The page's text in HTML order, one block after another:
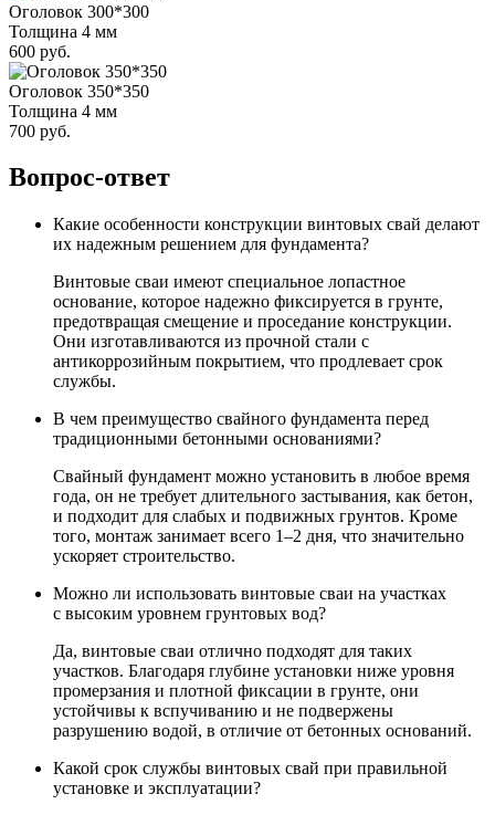
Оголовок 300*300
Толщина 4 мм
600 руб.
Оголовок 350*350
Толщина 4 мм
700 руб.
Вопрос-ответ
Какие особенности конструкции винтовых свай делают
их надежным решением для фундамента?
Винтовые сваи имеют специальное лопастное
основание, которое надежно фиксируется в грунте,
предотвращая смещение и проседание конструкции.
Они изготавливаются из прочной стали с
антикоррозийным покрытием, что продлевает срок
службы.
В чем преимущество свайного фундамента перед
традиционными бетонными основаниями?
Свайный фундамент можно установить в любое время
года, он не требует длительного застывания, как бетон,
и подходит для слабых и подвижных грунтов. Кроме
того, монтаж занимает всего 1–2 дня, что значительно
ускоряет строительство.
Можно ли использовать винтовые сваи на участках
с высоким уровнем грунтовых вод?
Да, винтовые сваи отлично подходят для таких
участков. Благодаря глубине установки ниже уровня
промерзания и плотной фиксации в грунте, они
устойчивы к вспучиванию и не подвержены
разрушению водой, в отличие от бетонных оснований.
Какой срок службы винтовых свай при правильной
установке и эксплуатации?